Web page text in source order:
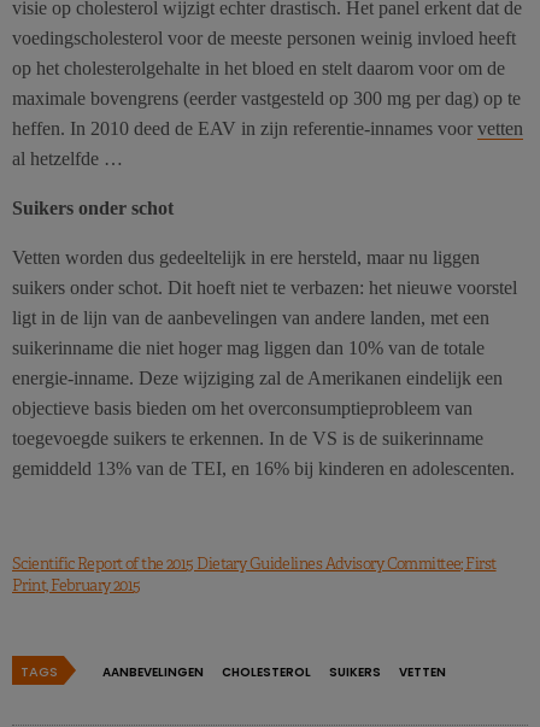
visie op cholesterol wijzigt echter drastisch. Het panel erkent dat de
voedingscholesterol voor de meeste personen weinig invloed heeft
op het cholesterolgehalte in het bloed en stelt daarom voor om de
maximale bovengrens (eerder vastgesteld op 300 mg per dag) op te
heffen. In 2010 deed de EAV in zijn referentie-innames voor vetten
al hetzelfde …
Suikers onder schot
Vetten worden dus gedeeltelijk in ere hersteld, maar nu liggen
suikers onder schot. Dit hoeft niet te verbazen: het nieuwe voorstel
ligt in de lijn van de aanbevelingen van andere landen, met een
suikerinname die niet hoger mag liggen dan 10% van de totale
energie-inname. Deze wijziging zal de Amerikanen eindelijk een
objectieve basis bieden om het overconsumptieprobleem van
toegevoegde suikers te erkennen. In de VS is de suikerinname
gemiddeld 13% van de TEI, en 16% bij kinderen en adolescenten.
Scientific Report of the 2015 Dietary Guidelines Advisory Committee; First
Print, February 2015
TAGS AANBEVELINGEN CHOLESTEROL SUIKERS VETTEN